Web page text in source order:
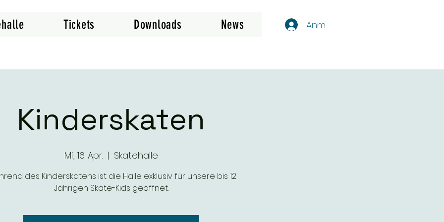
Tickets Downloads News Anmelden
Kinderskaten
Mi., 16. Apr.
  |
Skatehalle
des Kinderskatens ist die Halle exklusiv für unsere bis 12
Jährigen Skate-Kids geöffnet.